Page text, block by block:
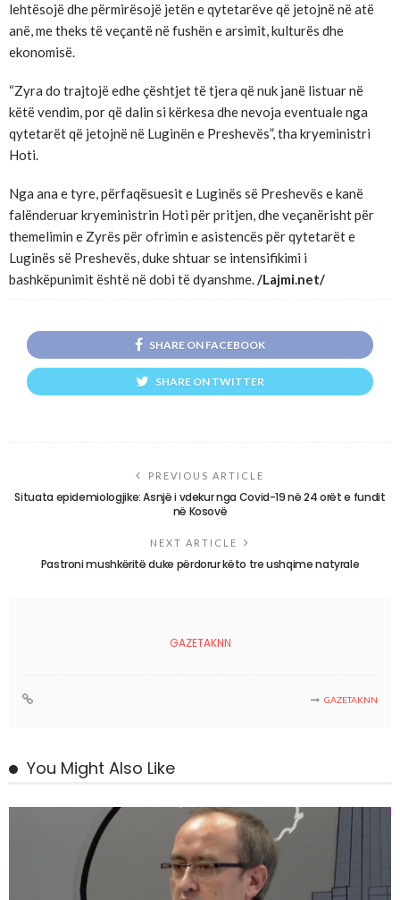
lehtësojë dhe përmirësojë jetën e qytetarëve që jetojnë në atë
anë, me theks të veçantë në fushën e arsimit, kulturës dhe
ekonomisë.
“Zyra do trajtojë edhe çështjet të tjera që nuk janë listuar në
këtë vendim, por që dalin si kërkesa dhe nevoja eventuale nga
qytetarët që jetojnë në Luginën e Preshevës”, tha kryeministri
Hoti.
Nga ana e tyre, përfaqësuesit e Luginës së Preshevës e kanë
falënderuar kryeministrin Hoti për pritjen, dhe veçanërisht për
themelimin e Zyrës për ofrimin e asistencës për qytetarët e
Luginës së Preshevës, duke shtuar se intensifikimi i
bashkëpunimit është në dobi të dyanshme./Lajmi.net/
SHARE ON FACEBOOK
SHARE ON TWITTER
PREVIOUS ARTICLE
Situata epidemiologjike: Asnjë i vdekur nga Covid-19 në 24 orët e fundit
në Kosovë
NEXT ARTICLE
Pastroni mushkëritë duke përdorur këto tre ushqime natyrale
GAZETAKNN
GAZETAKNN
You Might Also Like